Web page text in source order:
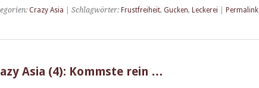
Crazy Asia | Schlagwörter: Frustfreiheit, Gucken, Leckerei Permalink
Asia (4): Kommste rein …